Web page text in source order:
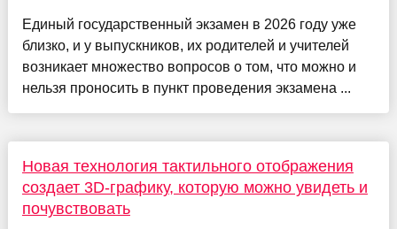
Единый государственный экзамен в 2026 году уже
близко, и у выпускников, их родителей и учителей
возникает множество вопросов о том, что можно и
нельзя проносить в пункт проведения экзамена ...
Новая технология тактильного отображения
создает 3D-графику, которую можно увидеть и
почувствовать